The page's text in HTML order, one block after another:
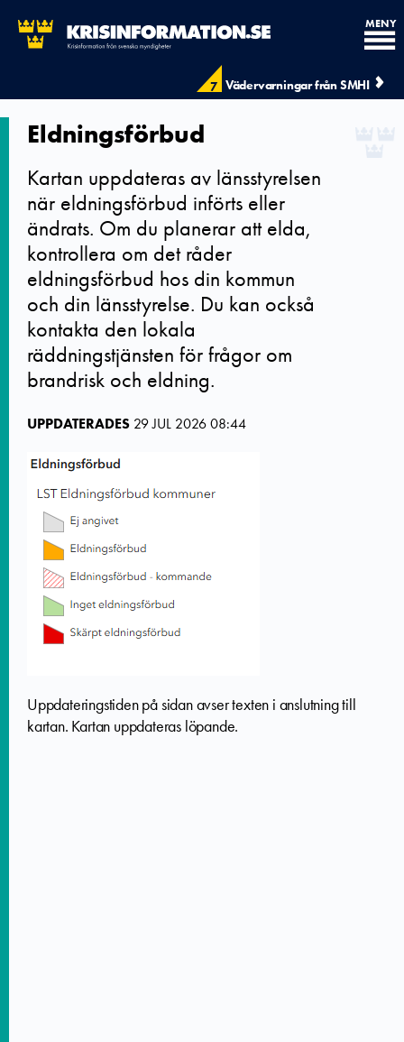
7 Vädervarningar från SMHI
MENY
Eldningsförbud
Kartan uppdateras av länsstyrelsen
när eldningsförbud införts eller
ändrats. Om du planerar att elda,
kontrollera om det råder
eldningsförbud hos din kommun
och din länsstyrelse. Du kan också
kontakta den lokala
räddningstjänsten för frågor om
brandrisk och eldning.
UPPDATERADES 29 JUL 2026 08:44
Uppdateringstiden på sidan avser texten i anslutning till
kartan. Kartan uppdateras löpande.